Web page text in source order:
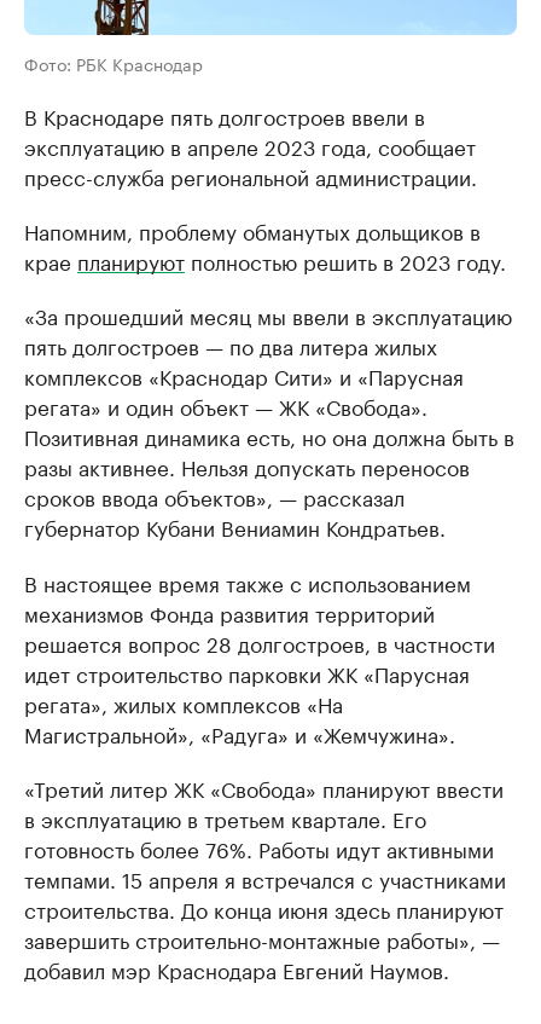
Фото: РБК Краснодар
В Краснодаре пять долгостроев ввели в
эксплуатацию в апреле 2023 года, сообщает
пресс-служба региональной администрации.
Напомним, проблему обманутых дольщиков в
крае планируют полностью решить в 2023 году.
«За прошедший месяц мы ввели в эксплуатацию
пять долгостроев — по два литера жилых
комплексов «Краснодар Сити» и «Парусная
регата» и один объект — ЖК «Свобода».
Позитивная динамика есть, но она должна быть в
разы активнее. Нельзя допускать переносов
сроков ввода объектов», — рассказал
губернатор Кубани Вениамин Кондратьев.
В настоящее время также с использованием
механизмов Фонда развития территорий
решается вопрос 28 долгостроев, в частности
идет строительство парковки ЖК «Парусная
регата», жилых комплексов «На
Магистральной», «Радуга» и «Жемчужина».
«Третий литер ЖК «Свобода» планируют ввести
в эксплуатацию в третьем квартале. Его
готовность более 76%. Работы идут активными
темпами. 15 апреля я встречался с участниками
строительства. До конца июня здесь планируют
завершить строительно-монтажные работы», —
добавил мэр Краснодара Евгений Наумов.